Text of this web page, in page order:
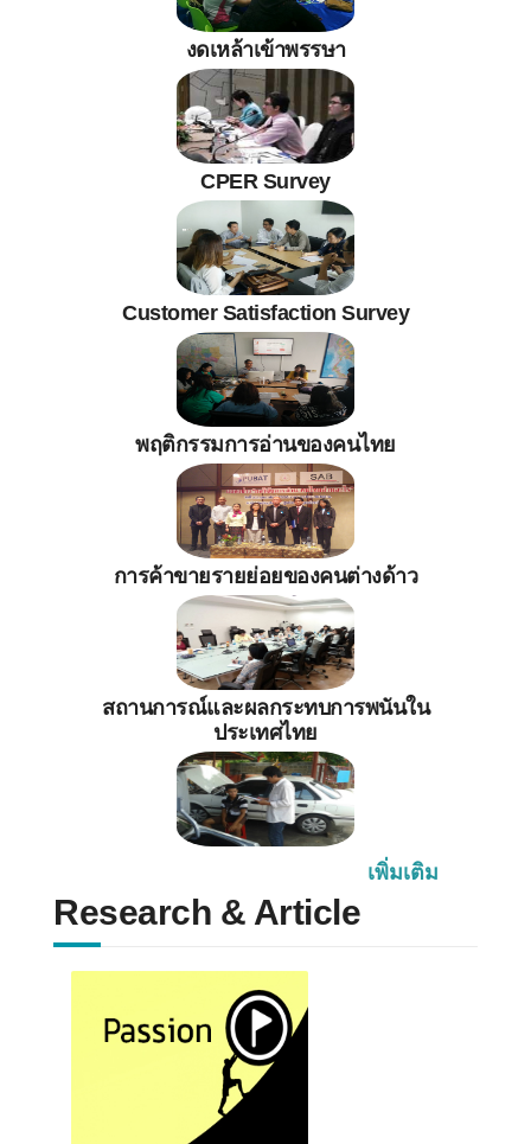
งดเหล้าเข้าพรรษา
CPER Survey
Customer Satisfaction Survey
พฤติกรรมการอ่านของคนไทย
การค้าขายรายย่อยของคนต่างด้าว
สถานการณ์และผลกระทบการพนันใน
ประเทศไทย
เพิ่มเติม
Research & Article